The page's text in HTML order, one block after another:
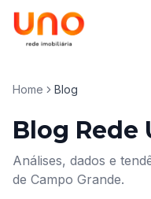
Home Blog
Blog Rede
Análises, dados e
de Campo Grande.